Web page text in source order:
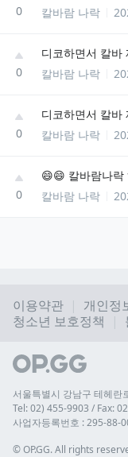
0
칼바람 나락
0
칼바람 나락
0
칼바람 나락
0
칼바람 나락
이용약관
개인정
청소년 보호정책
서울특별시 강남구 테헤란
Tel: 02) 455-9903 / Fax:
사업자등록번호 : 295-88-
© OP.GG. All rights